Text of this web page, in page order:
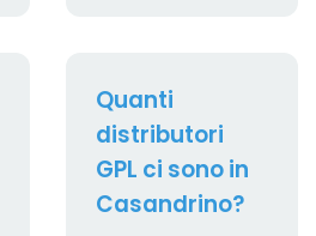
Quanti
distributori
GPL ci sono in
Casandrino?